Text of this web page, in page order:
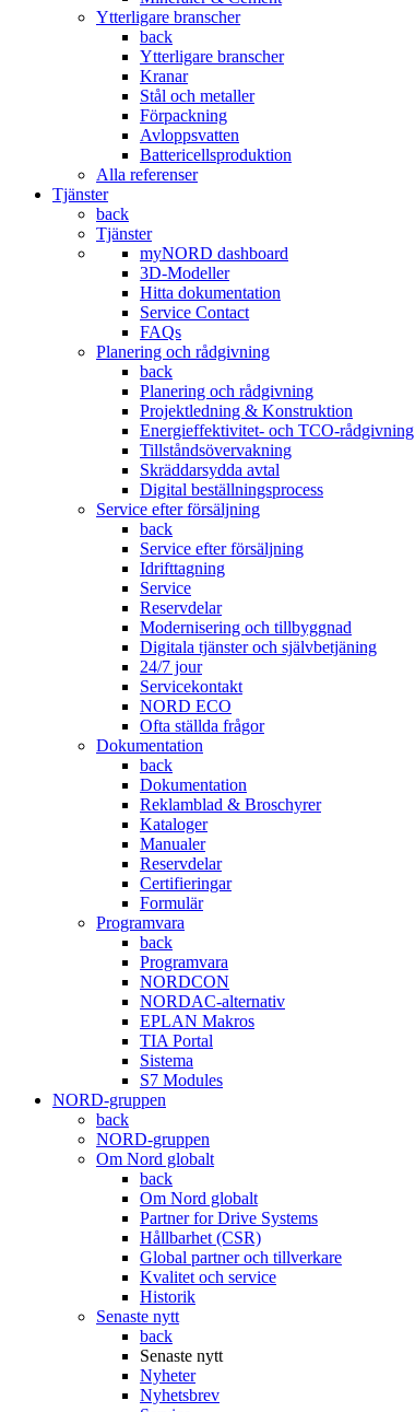
Ytterligare branscher
back
Ytterligare branscher
Kranar
Stål och metaller
Förpackning
Avloppsvatten
Battericellsproduktion
Alla referenser
Tjänster
back
Tjänster
myNORD dashboard
3D-Modeller
Hitta dokumentation
Service Contact
FAQs
Planering och rådgivning
back
Planering och rådgivning
Projektledning & Konstruktion
Energieffektivitet- och TCO-rådgivning
Tillståndsövervakning
Skräddarsydda avtal
Digital beställningsprocess
Service efter försäljning
back
Service efter försäljning
Idrifttagning
Service
Reservdelar
Modernisering och tillbyggnad
Digitala tjänster och självbetjäning
24/7 jour
Servicekontakt
NORD ECO
Ofta ställda frågor
Dokumentation
back
Dokumentation
Reklamblad & Broschyrer
Kataloger
Manualer
Reservdelar
Certifieringar
Formulär
Programvara
back
Programvara
NORDCON
NORDAC-alternativ
EPLAN Makros
TIA Portal
Sistema
S7 Modules
NORD-gruppen
back
NORD-gruppen
Om Nord globalt
back
Om Nord globalt
Partner for Drive Systems
Hållbarhet (CSR)
Global partner och tillverkare
Kvalitet och service
Historik
Senaste nytt
back
Senaste nytt
Nyheter
Nyhetsbrev